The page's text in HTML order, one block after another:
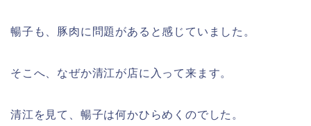
暢子も、豚肉に問題があると感じていました。
そこへ、なぜか清江が店に入って来ます。
清江を見て、暢子は何かひらめくのでした。